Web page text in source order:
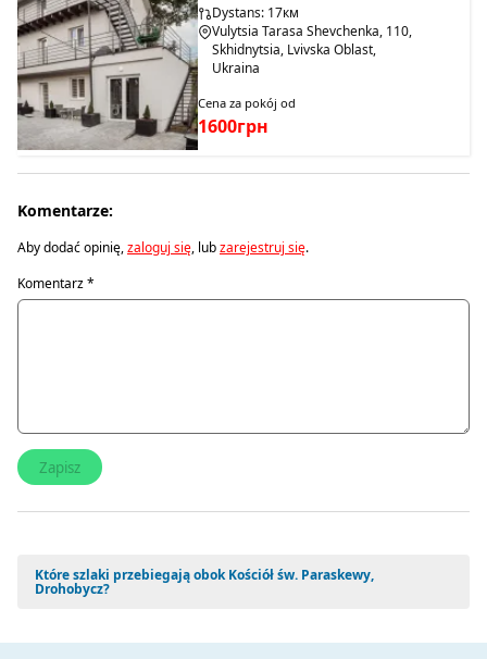
Dystans: 17км
Vulytsia Tarasa Shevchenka, 110,
Skhidnytsia, Lvivska Oblast,
Ukraina
Cena za pokój od
1600грн
Komentarze:
Aby dodać opinię,zaloguj się, lubzarejestruj się.
Komentarz*
Które szlaki przebiegają obok Kościół św. Paraskewy,
Drohobycz?